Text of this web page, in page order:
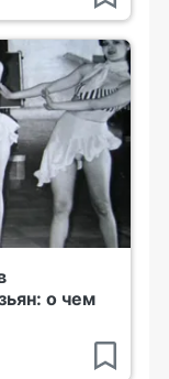
о чем